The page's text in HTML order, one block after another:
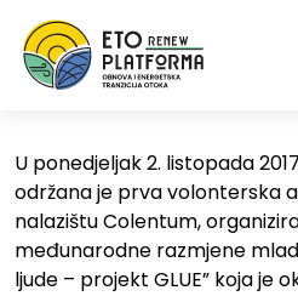
U ponedjeljak 2. listopada
održana je prva volonterska
nalazištu Colentum,
međunarodne razmjene
ljude – projekt GLUE” koja je